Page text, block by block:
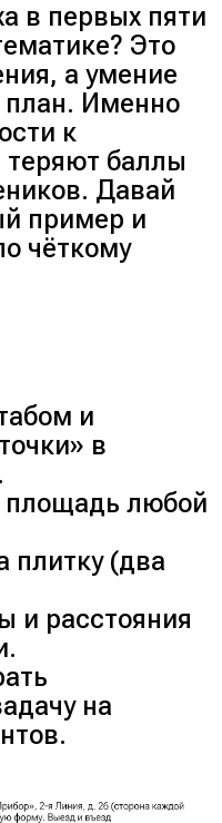
в первых пяти
Это
а умение
план. Именно
к
баллы
Давай
пример и
чёткому
и
в
площадь любой
плитку (два
и расстояния
на